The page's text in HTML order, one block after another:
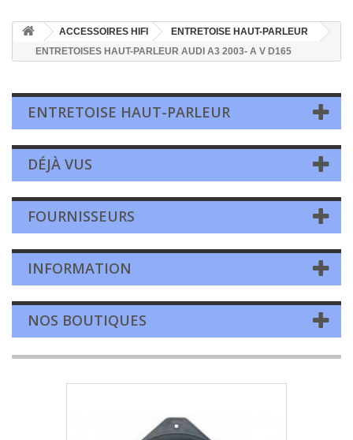
ACCESSOIRES HIFI
ENTRETOISE HAUT-PARLEUR
ENTRETOISES HAUT-PARLEUR AUDI A3 2003- A V D165
ENTRETOISE HAUT-PARLEUR
DÉJÀ VUS
FOURNISSEURS
INFORMATION
NOS BOUTIQUES